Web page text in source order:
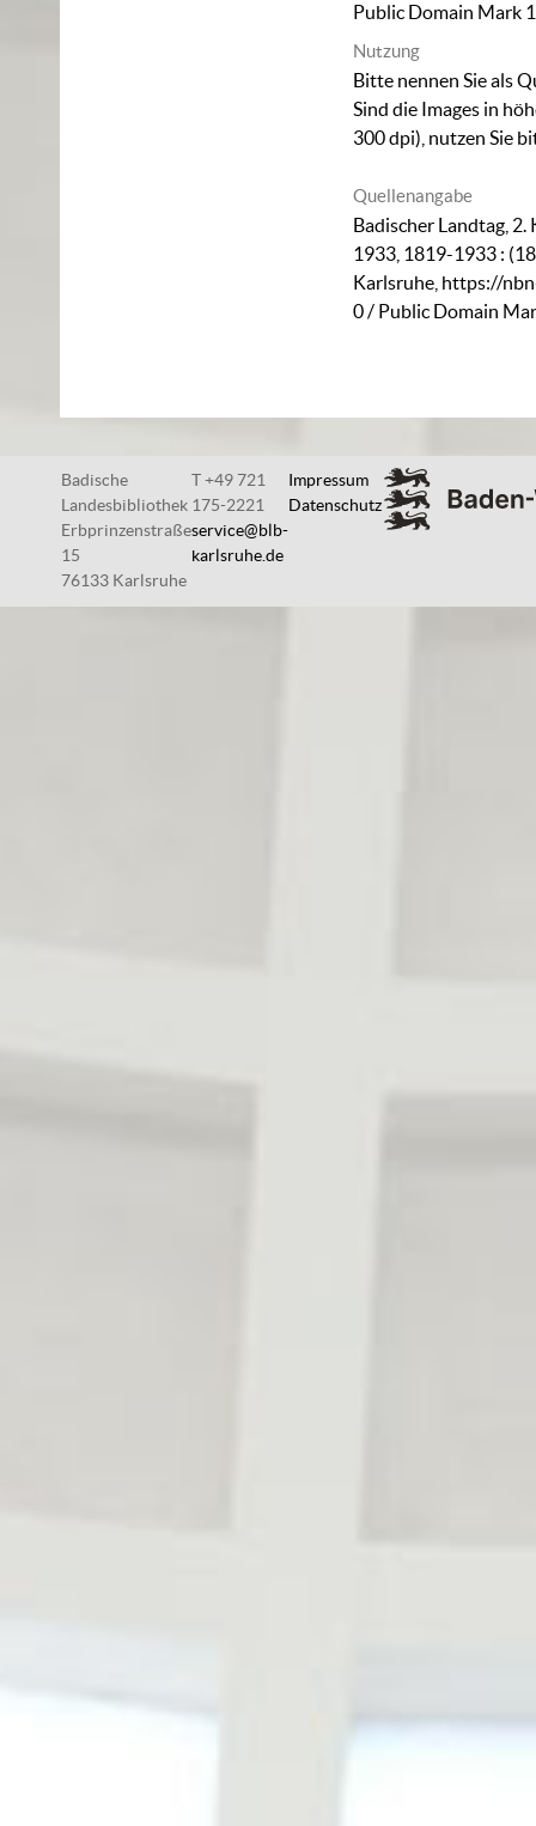
Public Domain Mark
Nutzung
Bitte nennen Sie als
Sind die Images in
300 dpi), nutzen Sie
Quellenangabe
Badischer Landtag,
1933, 1819-1933 :
Karlsruhe, https://
0/ Public Domain
Badische
Landesbibliothek
Erbprinzenstraße
15
76133 Karlsruhe
T +49 721
175-2221
service@blb-
karlsruhe.de
Impressum
Datenschutz